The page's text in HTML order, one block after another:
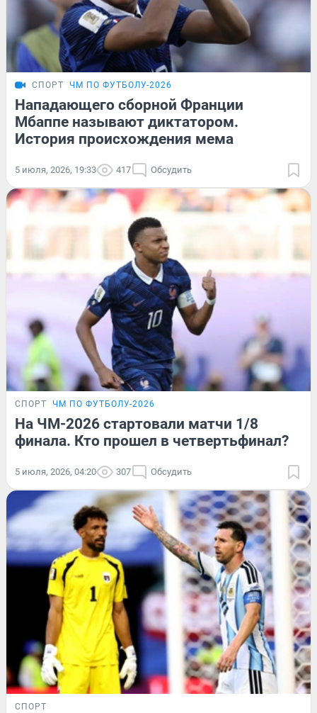
СПОРТ ЧМ ПО ФУТБОЛУ-2026
Нападающего сборной Франции
Мбаппе называют диктатором.
История происхождения мема
5 июля, 2026, 19:33 417 Обсудить
СПОРТ ЧМ ПО ФУТБОЛУ-2026
На ЧМ-2026 стартовали матчи 1/8
финала. Кто прошел в четвертьфинал?
5 июля, 2026, 04:20 307 Обсудить
СПОРТ